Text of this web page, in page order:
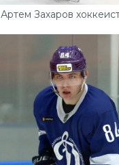
Артем Захаров